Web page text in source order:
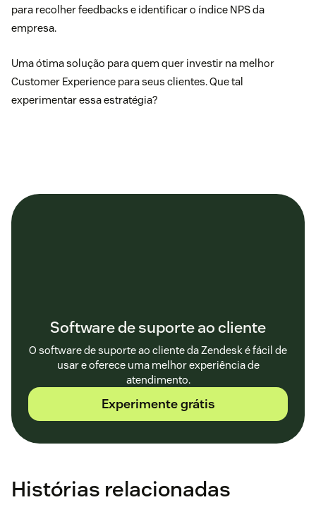
para recolher feedbacks e identificar o índice NPS da
empresa.
Uma ótima solução para quem quer investir na melhor
Customer Experience para seus clientes. Que tal
experimentaressa estratégia?
Software de suporte ao cliente
O software de suporte ao cliente da Zendesk é fácil de
usar e oferece uma melhor experiência de
atendimento.
Experimente grátis
Histórias relacionadas